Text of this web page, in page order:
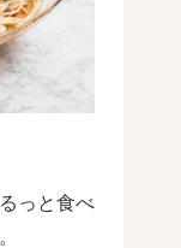
っと食べ